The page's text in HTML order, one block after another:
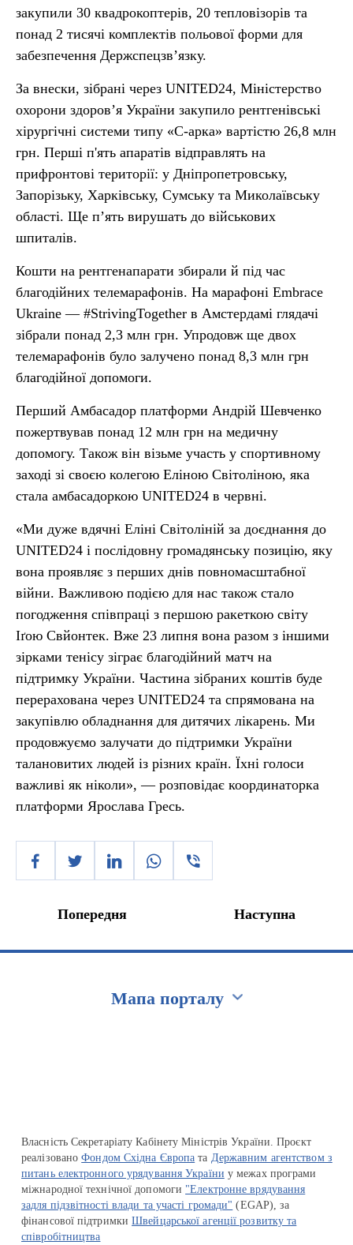
закупили 30 квадрокоптерів, 20 тепловізорів та
понад 2 тисячі комплектів польової форми для
забезпечення Держспецзвʼязку.
За внески, зібрані через UNITED24, Міністерство
охорони здоров’я України закупило рентгенівські
хірургічні системи типу «C-арка» вартістю 26,8 млн
грн. Перші п'ять апаратів відправлять на
прифронтові території: у Дніпропетровську,
Запорізьку, Харківську, Сумську та Миколаївську
області. Ще п’ять вирушать до військових
шпиталів.
Кошти на рентгенапарати збирали й під час
благодійних телемарафонів. На марафоні Embrace
Ukraine — #StrivingTogether в Амстердамі глядачі
зібрали понад 2,3 млн грн. Упродовж ще двох
телемарафонів було залучено понад 8,3 млн грн
благодійної допомоги.
Перший Амбасадор платформи Андрій Шевченко
пожертвував понад 12 млн грн на медичну
допомогу. Також він візьме участь у спортивному
заході зі своєю колегою Еліною Світоліною, яка
стала амбасадоркою UNITED24 в червні.
«Ми дуже вдячні Еліні Світоліній за доєднання до
UNITED24 і послідовну громадянську позицію, яку
вона проявляє з перших днів повномасштабної
війни. Важливою подією для нас також стало
погодження співпраці з першою ракеткою світу
Іґою Свйонтек. Вже 23 липня вона разом з іншими
зірками тенісу зіграє благодійний матч на
підтримку України. Частина зібраних коштів буде
перерахована через UNITED24 та спрямована на
закупівлю обладнання для дитячих лікарень. Ми
продовжуємо залучати до підтримки України
талановитих людей із різних країн. Їхні голоси
важливі як ніколи», — розповідає координаторка
платформи Ярослава Гресь.
Попередня Наступна
Мапа порталу
Власність Секретаріату Кабінету Міністрів України. Проєкт
реалізованоФондом Східна Європа та Державним агентством з
питань електронного урядування України у межах програми
міжнародної технічної допомоги "Електронне врядування
задля підзвітності влади та участі громади" (EGAP), за
фінансової підтримкиШвейцарської агенції розвитку та
співробітництва